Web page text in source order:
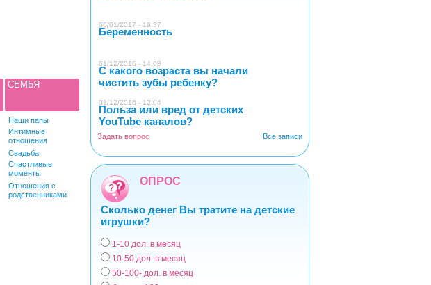
СЕМЬЯ
Наши папы
Интимные
отношения
Свадьба
Счастливые
моменты
Отношения с
родственниками
06/01/2017 - 19:37
Беременность
01/12/2016 - 14:08
С какого возраста вы начали
чистить зубы ребенку?
01/12/2016 - 12:04
Польза или вред от детских
YouTube каналов?
Все записи
Задать вопрос
ОПРОС
Сколько денег Вы тратите на детские
игрушки?
Варианты
1-10 дол. в месяц
10-50 дол. в месяц
50-100- дол. в месяц